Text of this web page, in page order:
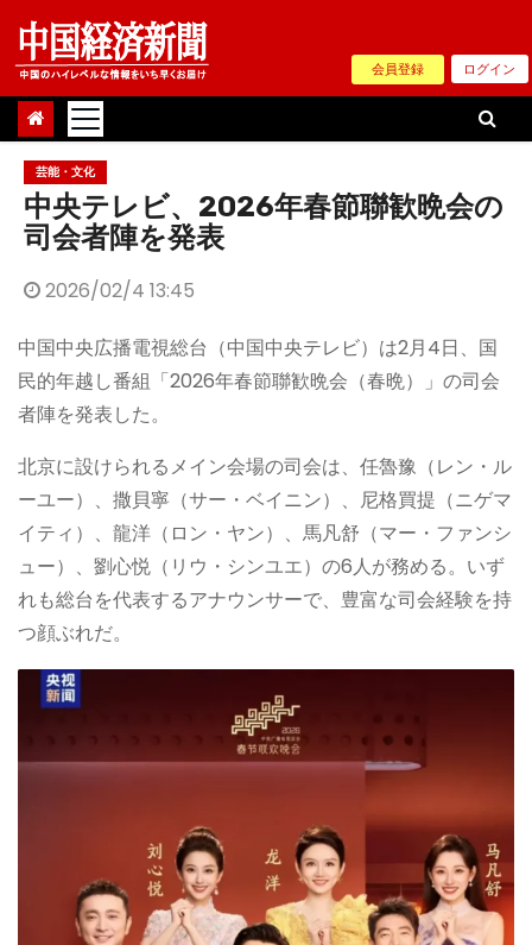
Skip
content
会員登録 ログイン
芸能・文化
中央テレビ、2026年春節聯歓晩会の
司会者陣を発表
2026/02/4 13:45
中国中央広播電視総台（中国中央テレビ）は2月4日、国
民的年越し番組「2026年春節聯歓晩会（春晩）」の司会
者陣を発表した。
北京に設けられるメイン会場の司会は、任魯豫（レン・ル
ーユー）、撒貝寧（サー・ベイニン）、尼格買提（ニゲマ
イティ）、龍洋（ロン・ヤン）、馬凡舒（マー・ファンシ
ュー）、劉心悦（リウ・シンユエ）の6人が務める。いず
れも総台を代表するアナウンサーで、豊富な司会経験を持
つ顔ぶれだ。